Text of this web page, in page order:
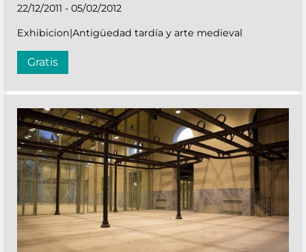
22/12/2011 - 05/02/2012
Exhibicion|Antigüedad tardía y arte medieval
Gratis